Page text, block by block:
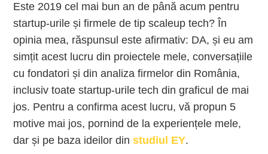
Este 2019 cel mai bun an de până acum pentru
startup-urile și firmele de tip scaleup tech? În
opinia mea, răspunsul este afirmativ: DA, și eu am
simțit acest lucru din proiectele mele, conversațiile
cu fondatori și din analiza firmelor din România,
inclusiv toate startup-urile tech din graficul de mai
jos. Pentru a confirma acest lucru, vă propun 5
motive mai jos, pornind de la experiențele mele,
dar și pe baza ideilor dinstudiul EY.